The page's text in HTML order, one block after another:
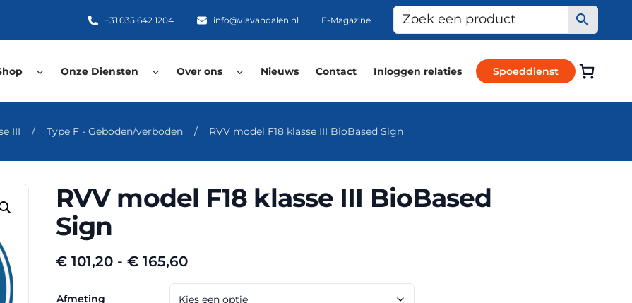
+31 035 642 1204 info@viavandalen.nl E-Magazine
Onze Diensten Over ons Nieuws Contact Inloggen relaties Spoeddienst
III / Type F - Geboden/verboden / RVV model F18 klasse III BioBased Sign
RVV model F18 klasse III BioBased
Sign
€ 101,20 - € 165,60Prijsklasse:
€ 101,20
Afmeting